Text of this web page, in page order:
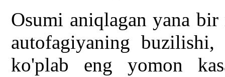
Osumi aniqlagan yana
autofagiyaning
ko'plab eng yomon